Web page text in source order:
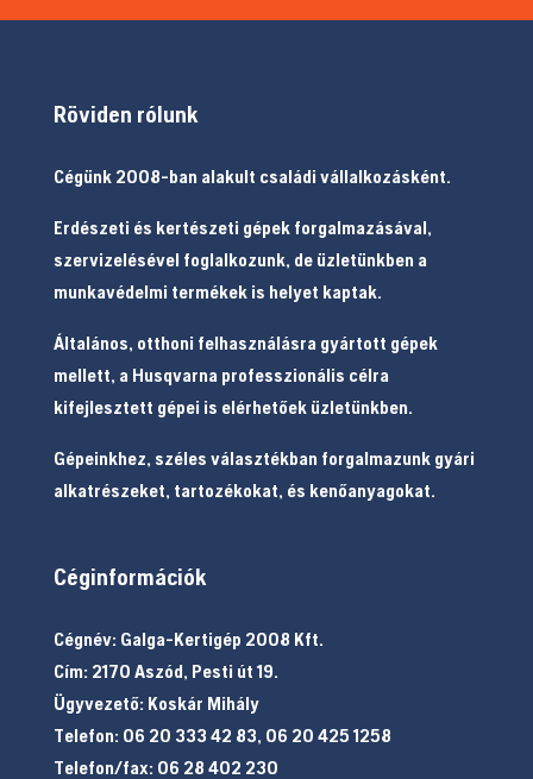
Röviden rólunk
Cégünk 2008-ban alakult családi vállalkozásként.
Erdészeti és kertészeti gépek forgalmazásával,
szervizelésével foglalkozunk, de üzletünkben a
munkavédelmi termékek is helyet kaptak.
Általános, otthoni felhasználásra gyártott gépek
mellett, a Husqvarna professzionális célra
kifejlesztett gépei is elérhetőek üzletünkben.
Gépeinkhez, széles választékban forgalmazunk gyári
alkatrészeket, tartozékokat, és kenőanyagokat.
Céginformációk
Cégnév: Galga-Kertigép 2008 Kft.
Cím: 2170 Aszód, Pesti út 19.
Ügyvezető: Koskár Mihály
Telefon: 06 20 333 42 83, 06 20 425 1258
Telefon/fax: 06 28 402 230